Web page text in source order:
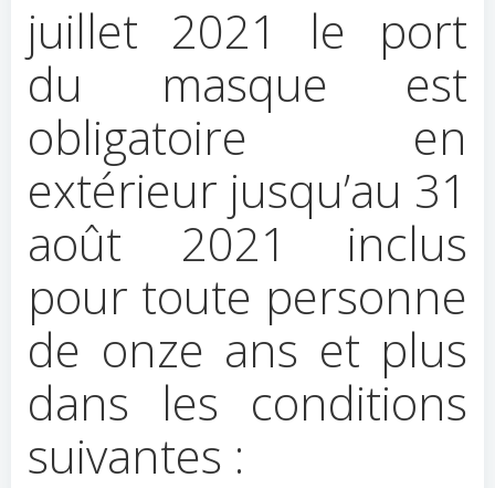
juillet 2021 le port
du masque est
obligatoire en
extérieur jusqu’au 31
août 2021 inclus
pour toute personne
de onze ans et plus
dans les conditions
suivantes :